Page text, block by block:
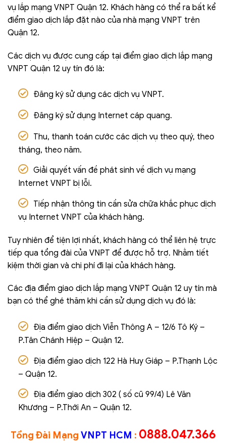
vụ lắp mạng VNPT Quận 12. Khách hàng có thể ra bất kể
điểm giao dịch lắp đặt nào của nhà mạng VNPT trên
Quận 12.
Các dịch vụ được cung cấp tại điểm giao dịch lắp mạng
VNPT Quận 12 uy tín đó là:
Đăng ký sử dụng các dịch vụ VNPT.
Đăng ký sử dụng Internet cáp quang.
Thu, thanh toán cước các dịch vụ theo quý, theo
tháng, theo năm.
Giải quyết vấn đề phát sinh về dịch vụ mạng
Internet VNPT bị lỗi.
Tiếp nhận thông tin cần sửa chữa khắc phục dịch
vụ Internet VNPT của khách hàng.
Tuy nhiên để tiện lợi nhất, khách hàng có thể liên hệ trực
tiếp qua tổng đài của VNPT để được hỗ trợ. Nhằm tiết
kiệm thời gian và chi phí đi lại của khách hàng.
Các địa điểm giao dịch lắp mạng VNPT Quận 12 uy tín mà
bạn có thể ghé thăm khi cần sử dụng dịch vụ đó là:
Địa điểm giao dịch Viễn Thông A – 12/6 Tô Ký –
P.Tân Chánh Hiệp – Quận 12.
Địa điểm giao dịch 122 Hà Huy Giáp – P.Thạnh Lộc
– Quận 12.
Địa điểm giao dịch 302 ( số cũ 99/4) Lê Văn
Khương – P.Thới An – Quận 12.
Tổng Đài Mạng VNPT HCM : 0888.047.366